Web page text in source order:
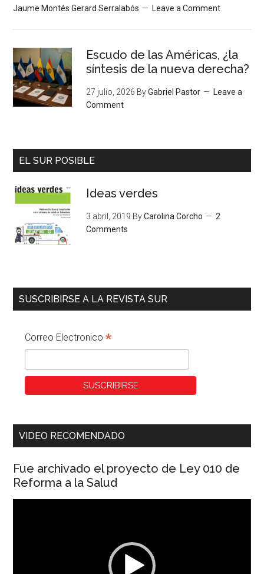
Jaume Montés Gerard Serralabós Leave a Comment
Escudo de las Américas, ¿la
síntesis de la nueva derecha?
27 julio, 2026 ByGabriel Pastor
Leave a
Comment
EL SUR POSIBLE
Ideas verdes
3 abril, 2019 ByCarolina Corcho
2
Comments
SUSCRIBIRSE A LA REVISTA SUR
Correo Electronico*
VIDEO RECOMENDADO
Fue archivado el proyecto de Ley 010 de
Reforma a la Salud